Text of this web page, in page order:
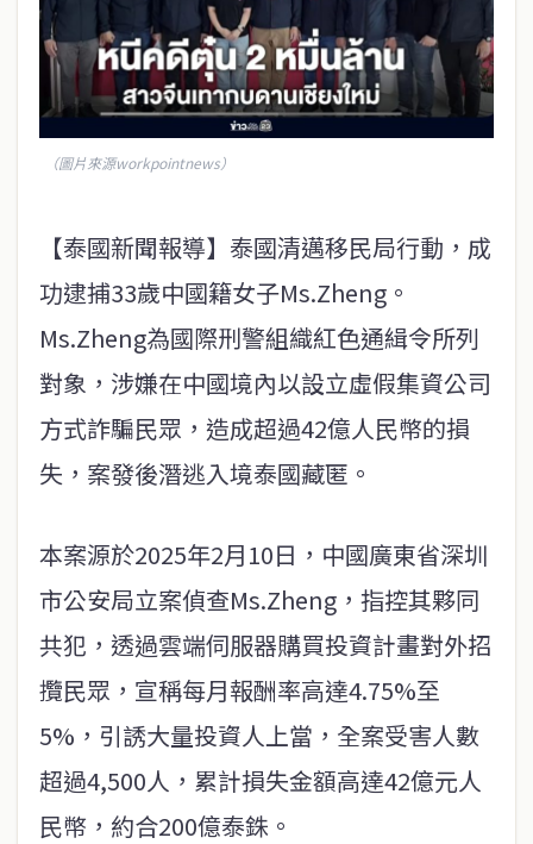
（圖片來源workpointnews）
【泰國新聞報導】泰國清邁移民局行動，成
功逮捕33歲中國籍女子Ms.Zheng。
Ms.Zheng為國際刑警組織紅色通緝令所列
對象，涉嫌在中國境內以設立虛假集資公司
方式詐騙民眾，造成超過42億人民幣的損
失，案發後潛逃入境泰國藏匿。
本案源於2025年2月10日，中國廣東省深圳
市公安局立案偵查Ms.Zheng，指控其夥同
共犯，透過雲端伺服器購買投資計畫對外招
攬民眾，宣稱每月報酬率高達4.75%至
5%，引誘大量投資人上當，全案受害人數
超過4,500人，累計損失金額高達42億元人
民幣，約合200億泰銖。